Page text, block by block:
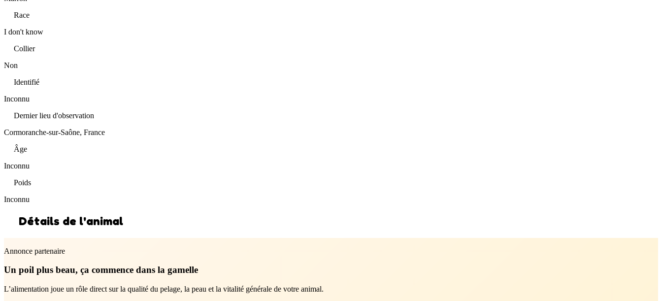
Race
I don't know
Collier
Non
Identifié
Inconnu
Dernier lieu d'observation
Cormoranche-sur-Saône, France
Âge
Inconnu
Poids
Inconnu
Détails de l'animal
Annonce partenaire
Un poil plus beau, ça commence dans la gamelle
L’alimentation joue un rôle direct sur la qualité du pelage, la peau et la vitalité générale de votre animal.